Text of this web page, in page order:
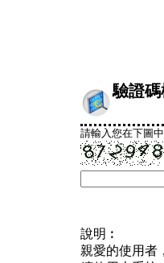
驗證碼
請輸入您在下圖
說明︰
親愛的使用者